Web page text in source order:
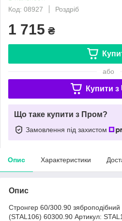
Код: 08927
Роздріб
1 715 ₴
або
Купити з
Що таке купити з Пром?
Замовлення під захистом
Опис Характеристики
Опис
Стронгер 60/300.90 зяброподібний
(STAL106) 60300.90 Артикул: